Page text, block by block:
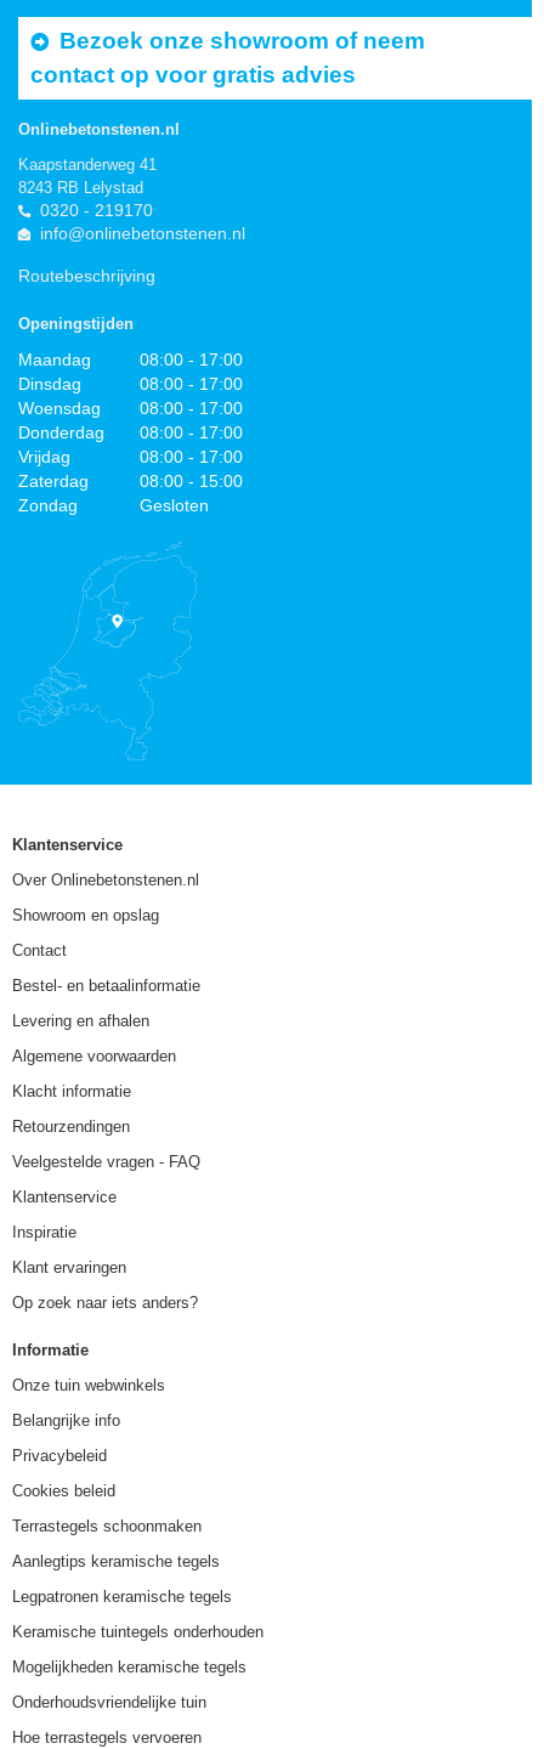
Bezoek onze showroom of neem
contact op voor gratis advies
Onlinebetonstenen.nl
Kaapstanderweg 41
8243 RB Lelystad
0320 - 219170
info@onlinebetonstenen.nl
Routebeschrijving
Openingstijden
Maandag
08:00 - 17:00
Dinsdag
08:00 - 17:00
Woensdag
08:00 - 17:00
Donderdag
08:00 - 17:00
Vrijdag
08:00 - 17:00
Zaterdag
08:00 - 15:00
Zondag
Gesloten
Klantenservice
Over Onlinebetonstenen.nl
Showroom en opslag
Contact
Bestel- en betaalinformatie
Levering en afhalen
Algemene voorwaarden
Klacht informatie
Retourzendingen
Veelgestelde vragen - FAQ
Klantenservice
Inspiratie
Klant ervaringen
Op zoek naar iets anders?
Informatie
Onze tuin webwinkels
Belangrijke info
Privacybeleid
Cookies beleid
Terrastegels schoonmaken
Aanlegtips keramische tegels
Legpatronen keramische tegels
Keramische tuintegels onderhouden
Mogelijkheden keramische tegels
Onderhoudsvriendelijke tuin
Hoe terrastegels vervoeren